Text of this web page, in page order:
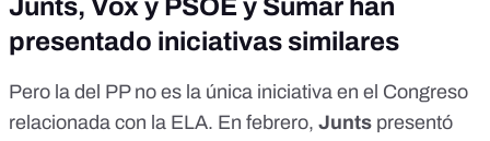
Junts, Vox y PSOE y Sumar han
presentado iniciativas similares
Pero la del PP no es la única iniciativa en el Congreso
relacionada con la ELA. En febrero, Junts presentó